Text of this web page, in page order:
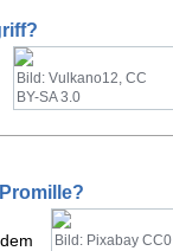
Bild: Vulkano12, CC
BY-SA 3.0
Bild: Pixabay CC0